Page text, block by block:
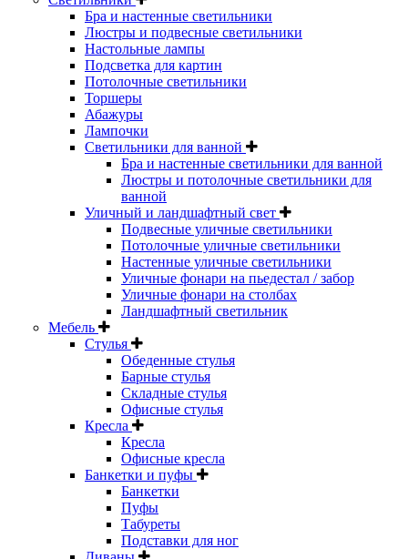
Бра и настенные светильники
Люстры и подвесные светильники
Настольные лампы
Подсветка для картин
Потолочные светильники
Торшеры
Абажуры
Лампочки
Светильники для ванной
Бра и настенные светильники для ванной
Люстры и потолочные светильники для
ванной
Уличный и ландшафтный свет
Подвесные уличные светильники
Потолочные уличные светильники
Настенные уличные светильники
Уличные фонари на пьедестал / забор
Уличные фонари на столбах
Ландшафтный светильник
Мебель
Стулья
Обеденные стулья
Барные стулья
Складные стулья
Офисные стулья
Кресла
Кресла
Офисные кресла
Банкетки и пуфы
Банкетки
Пуфы
Табуреты
Подставки для ног